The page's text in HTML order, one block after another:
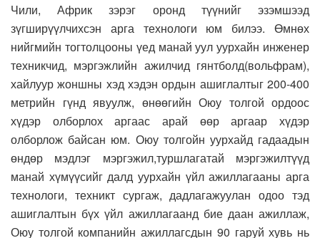
Чили, Африк зэрэг оронд түүнийг эзэмшээд
зүгширүүлчихсэн арга технологи юм билээ. Өмнөх
нийгмийн тогтолцооны үед манай уул уурхайн инженер
техникчид, мэргэжлийн ажилчид гянтболд(вольфрам),
хайлуур жоншны хэд хэдэн ордын ашиглалтыг 200-400
метрийн гүнд явуулж, өнөөгийн Оюу толгой ордоос
хүдэр олборлох аргаас арай өөр аргаар хүдэр
олборлож байсан юм. Оюу толгойн уурхайд гадаадын
өндөр мэдлэг мэргэжил,туршлагатай мэргэжилтүүд
манай хүмүүсийг далд уурхайн үйл ажиллагааны арга
технологи, техникт сургаж, дадлагажуулан одоо тэд
ашиглалтын бүх үйл ажиллагаанд бие даан ажиллаж,
Оюу толгой компанийн ажиллагсдын 90 гаруй хувь нь